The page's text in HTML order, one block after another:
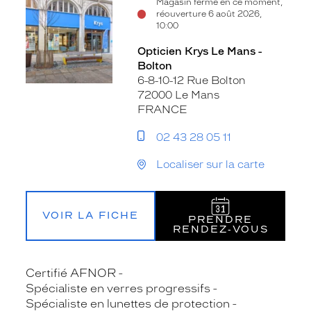
Magasin fermé en ce moment,
réouverture 6 août 2026,
10:00
Opticien Krys Le Mans -
Bolton
6-8-10-12 Rue Bolton
72000 Le Mans
FRANCE
02 43 28 05 11
Localiser sur la carte
VOIR LA FICHE
PRENDRE
RENDEZ‑VOUS
Certifié AFNOR
Spécialiste en verres progressifs
Spécialiste en lunettes de protection